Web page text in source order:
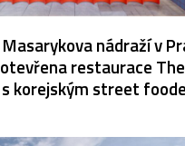
nádraží v
restaurace The
korejským street